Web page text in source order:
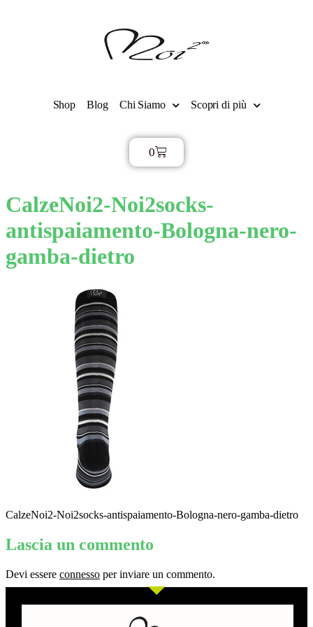
Shop Blog Chi Siamo Scopri di più
0
CalzeNoi2-Noi2socks-
antispaiamento-Bologna-nero-
gamba-dietro
CalzeNoi2-Noi2socks-antispaiamento-Bologna-nero-gamba-dietro
Lascia un commento
Devi essere connesso per inviare un commento.